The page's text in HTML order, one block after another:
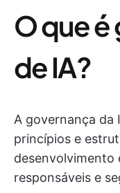
O que
de IA?
A governança da
princípios e
desenvolvimento
responsáveis e